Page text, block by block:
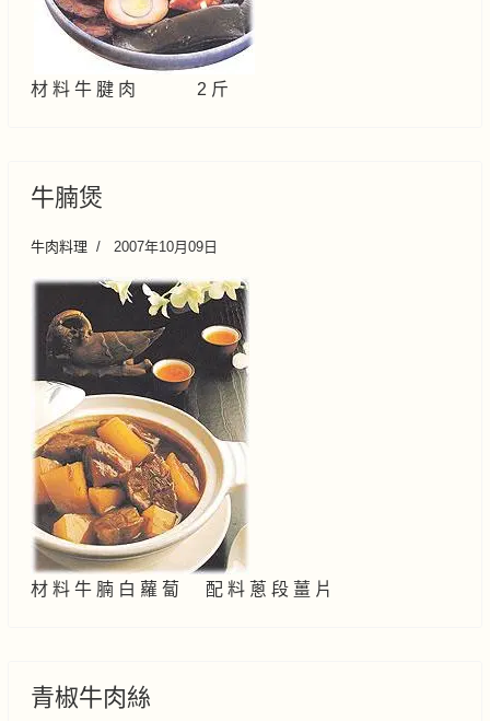
材 料 牛 腱 肉 2 斤
牛腩煲
牛肉料理 2007年10月09日
材 料 牛 腩 白 蘿 蔔 配 料 蔥 段 薑 片
青椒牛肉絲